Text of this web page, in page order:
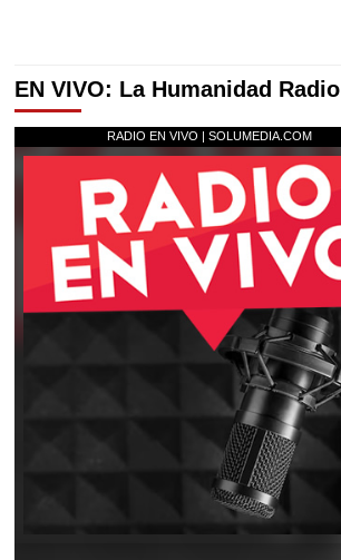
EN VIVO: La Humanidad Radio